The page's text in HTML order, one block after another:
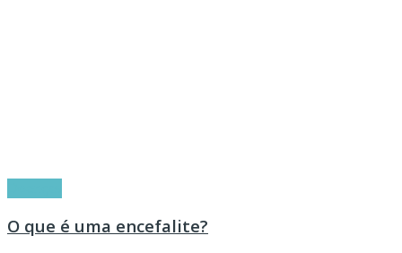
O que é uma encefalite?